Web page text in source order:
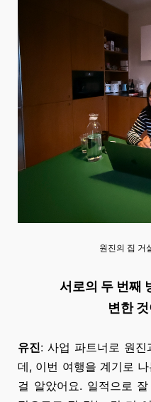
원진의 집 거
서로의 두 번째
변한
유진: 사업 파트너로 원진
데, 이번 여행을 계기로
걸 알았어요. 일적으로